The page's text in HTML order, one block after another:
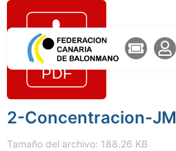
2-Concentracion-JM
Tamaño del archivo: 188.26 KB